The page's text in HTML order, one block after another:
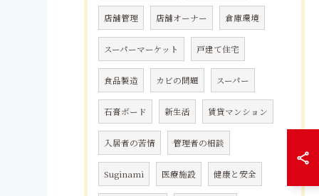
店舗管理 店舗オーナー 倉庫環境
スーパーマーケット 戸建て住宅
食品製造 カビの問題 スーパー
石膏ボード 新生活 賃貸マンション
入居者の苦情 管理者の相談
Suginami 医療施設 健康と安全